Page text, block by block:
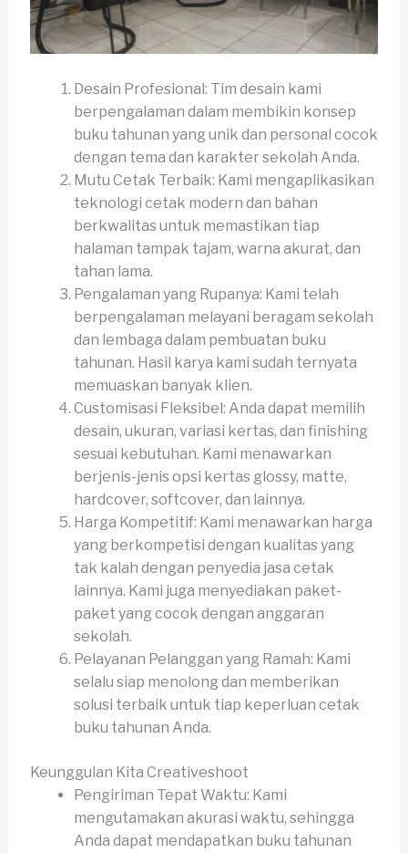
Desain Profesional: Tim desain kami
berpengalaman dalam membikin konsep
buku tahunan yang unik dan personal cocok
dengan tema dan karakter sekolah Anda.
Mutu Cetak Terbaik: Kami mengaplikasikan
teknologi cetak modern dan bahan
berkwalitas untuk memastikan tiap
halaman tampak tajam, warna akurat, dan
tahan lama.
Pengalaman yang Rupanya: Kami telah
berpengalaman melayani beragam sekolah
dan lembaga dalam pembuatan buku
tahunan. Hasil karya kami sudah ternyata
memuaskan banyak klien.
Customisasi Fleksibel: Anda dapat memilih
desain, ukuran, variasi kertas, dan finishing
sesuai kebutuhan. Kami menawarkan
berjenis-jenis opsi kertas glossy, matte,
hardcover, softcover, dan lainnya.
Harga Kompetitif: Kami menawarkan harga
yang berkompetisi dengan kualitas yang
tak kalah dengan penyedia jasa cetak
lainnya. Kami juga menyediakan paket-
paket yang cocok dengan anggaran
sekolah.
Pelayanan Pelanggan yang Ramah: Kami
selalu siap menolong dan memberikan
solusi terbaik untuk tiap keperluan cetak
buku tahunan Anda.
Keunggulan Kita Creativeshoot
Pengiriman Tepat Waktu: Kami
mengutamakan akurasi waktu, sehingga
Anda dapat mendapatkan buku tahunan